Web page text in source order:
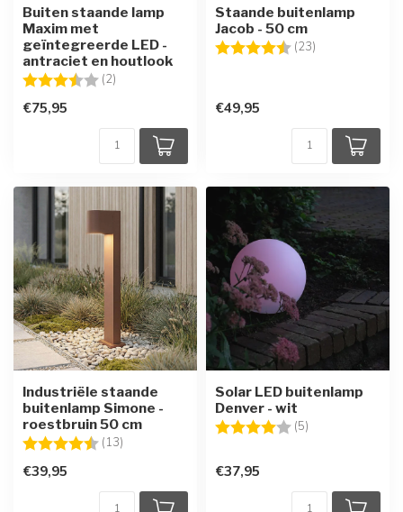
Buiten staande lamp
Maxim met
geïntegreerde LED -
antraciet en houtlook
Beoordeling: (2)
€75,95
Staande buitenlamp
Jacob - 50 cm
Beoordeling: (23)
€49,95
Industriële staande
buitenlamp Simone -
roestbruin 50 cm
Beoordeling: (13)
€39,95
Solar LED buitenlamp
Denver - wit
Beoordeling: (5)
€37,95